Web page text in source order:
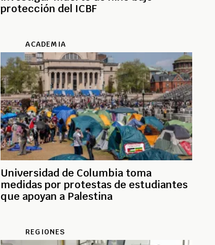
protección del ICBF
ACADEMIA
Universidad de Columbia toma
medidas por protestas de estudiantes
que apoyan a Palestina
REGIONES